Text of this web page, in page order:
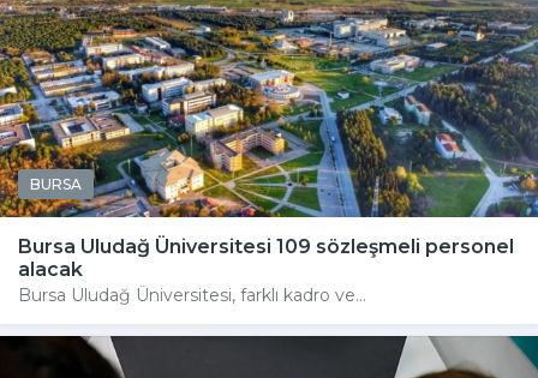
BURSA
Bursa Uludağ Üniversitesi 109 sözleşmeli personel
alacak
Bursa Uludağ Üniversitesi, farklı kadro ve...